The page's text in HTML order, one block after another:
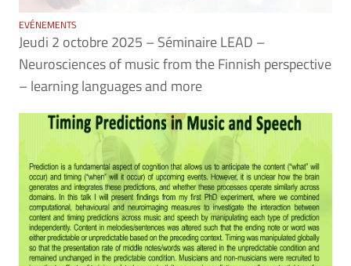
EVÉNEMENTS
Jeudi 2 octobre 2025 – Séminaire LEAD –
Neurosciences of music from the Finnish perspective
– learning languages and more